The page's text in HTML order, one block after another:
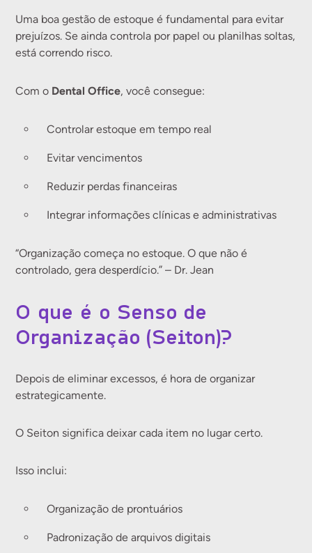
Uma boa gestão de estoque é fundamental para evitar
prejuízos. Se ainda controla por papel ou planilhas soltas,
está correndo risco.
Com o Dental Office, você consegue:
Controlar estoque em tempo real
Evitar vencimentos
Reduzir perdas financeiras
Integrar informações clínicas e administrativas
“Organização começa no estoque. O que não é
controlado, gera desperdício.” – Dr. Jean
O que é o Senso de
Organização (Seiton)?
Depois de eliminar excessos, é hora de organizar
estrategicamente.
O Seiton significa deixar cada item no lugar certo.
Isso inclui:
Organização de prontuários
Padronização de arquivos digitais